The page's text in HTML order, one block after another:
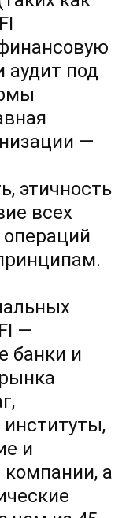
аудит под
—
этичность
всех
—
банки и
и
компании, а